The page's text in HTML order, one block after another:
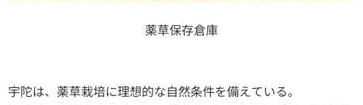
薬草保存倉庫
宇陀は、薬草栽培に理想的な自然条件を備えている。